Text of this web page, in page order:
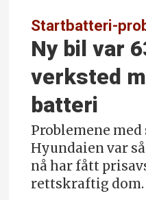
Startbatteri-
Ny bil var
verksted
batteri
Problemene
Hyundaien var
nå har fått
rettskraftig dom.